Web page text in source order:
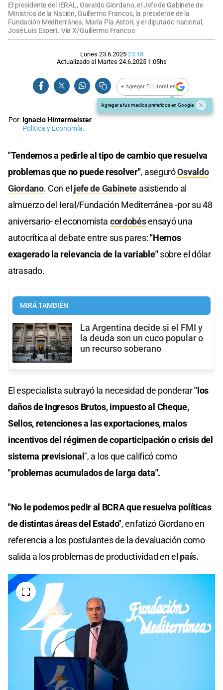
El presidente del IERAL, Osvaldo Giordano, el Jefe de Gabinete de
Ministros de la Nación, Guillermo Francos, la presidente de la
Fundación Mediterránea, María Pía Astori, y el diputado nacional,
José Luis Espert. Vía X/Guillermo Francos
Lunes 23.6.2025 23:18
Actualizado al Martes 24.6.2025 1:05hs
+ Agregar El Litoral en
Agregar a tus medios preferidos en Google
Por: Ignacio Hintermeister
Politica y Economía.
"Tendemos a pedirle al tipo de cambio que resuelva
problemas que no puede resolver", aseguróOsvaldo
Giordano. Con el jefe de Gabinete asistiendo al
almuerzo del Ieral/Fundación Mediterránea -por su 48
aniversario- el economista cordobésensayó una
autocrítica al debate entre sus pares:"Hemos
exagerado la relevancia de la variable"sobre el dólar
atrasado.
MIRÁ TAMBIÉN
La Argentina decide si el FMI y
la deuda son un cuco popular o
un recurso soberano
El especialista subrayó la necesidad de ponderar"los
daños de Ingresos Brutos, impuesto al Cheque,
Sellos, retenciones a las exportaciones, malos
incentivos del régimen de coparticipación o crisis del
sistema previsional", a los que calificó como
"problemas acumulados de larga data".
"No le podemos pedir al BCRA que resuelva políticas
de distintas áreas del Estado", enfatizó Giordano en
referencia a los postulantes de la devaluación como
salida a los problemas de productividad en el país.